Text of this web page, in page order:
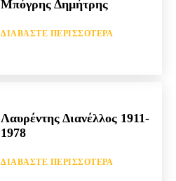
Μπόγρης Δημήτρης
ΔΙΑΒΆΣΤΕ ΠΕΡΙΣΣΌΤΕΡΑ
Λαυρέντης Διανέλλος 1911-
1978
ΔΙΑΒΆΣΤΕ ΠΕΡΙΣΣΌΤΕΡΑ